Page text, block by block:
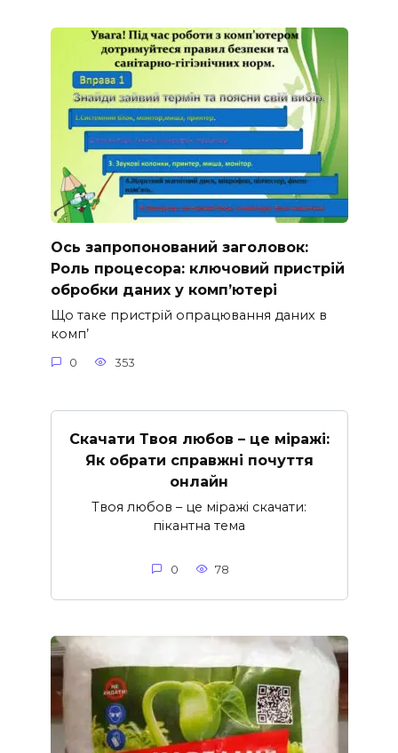
Ось запропонований заголовок:
Роль процесора: ключовий пристрій
обробки даних у комп’ютері
Що таке пристрій опрацювання даних в
комп’
0 353
Скачати Твоя любов – це міражі:
Як обрати справжні почуття
онлайн
Твоя любов – це міражі скачати:
пікантна тема
0 78